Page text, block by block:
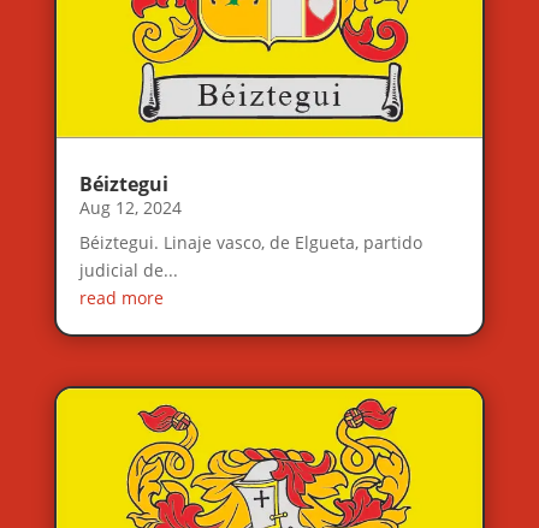
Béiztegui
Aug 12, 2024
Béiztegui. Linaje vasco, de Elgueta, partido
judicial de...
read more